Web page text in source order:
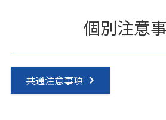
個別注意
共通注意事項